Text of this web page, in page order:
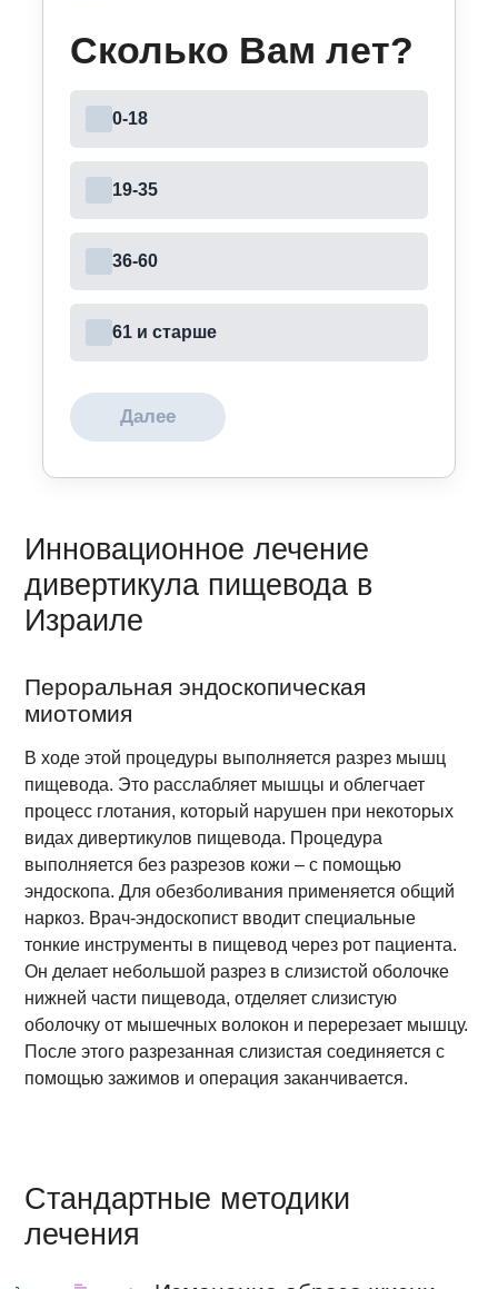
Сколько Вам лет?
0-18
19-35
36-60
61 и старше
Далее
Инновационное лечение
дивертикула пищевода в
Израиле
Пероральная эндоскопическая
миотомия
В ходе этой процедуры выполняется разрез мышц
пищевода. Это расслабляет мышцы и облегчает
процесс глотания, который нарушен при некоторых
видах дивертикулов пищевода. Процедура
выполняется без разрезов кожи – с помощью
эндоскопа. Для обезболивания применяется общий
наркоз. Врач-эндоскопист вводит специальные
тонкие инструменты в пищевод через рот пациента.
Он делает небольшой разрез в слизистой оболочке
нижней части пищевода, отделяет слизистую
оболочку от мышечных волокон и перерезает мышцу.
После этого разрезанная слизистая соединяется с
помощью зажимов и операция заканчивается.
Стандартные методики
лечения